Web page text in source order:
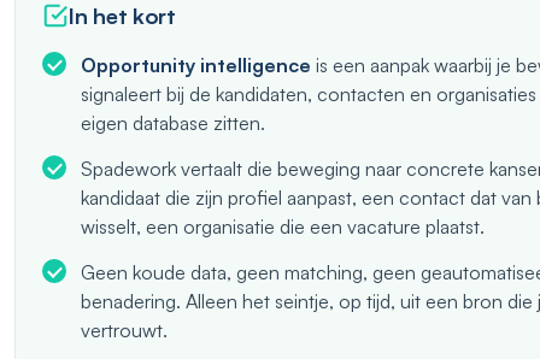
In het kort
Opportunity intelligence is een aanpak waarbij je
signaleert bij de kandidaten, contacten en organisaties
eigen database zitten.
Spadework vertaalt die beweging naar concrete
kandidaat die zijn profiel aanpast, een contact dat van
wisselt, een organisatie die een vacature plaatst.
Geen koude data, geen matching, geen
benadering. Alleen het seintje, op tijd, uit een bron die
vertrouwt.